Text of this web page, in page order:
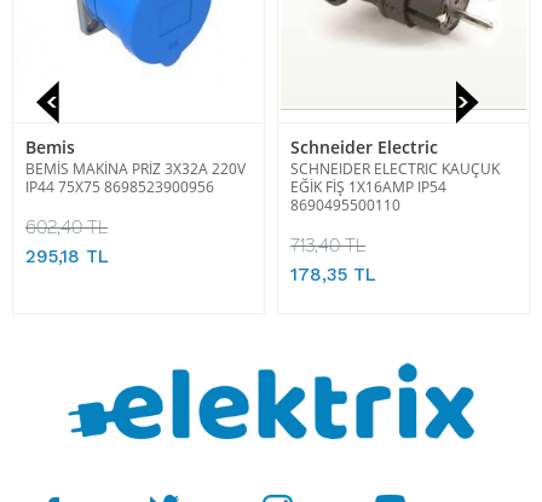
Bemis
BEMİS MAKİNA PRİZ 3X32A 220V
IP44 75X75 8698523900956
602,40 TL
295,18 TL
Schneider Electric
SCHNEIDER ELECTRIC KAUÇUK
EĞİK FİŞ 1X16AMP IP54
8690495500110
713,40 TL
178,35 TL